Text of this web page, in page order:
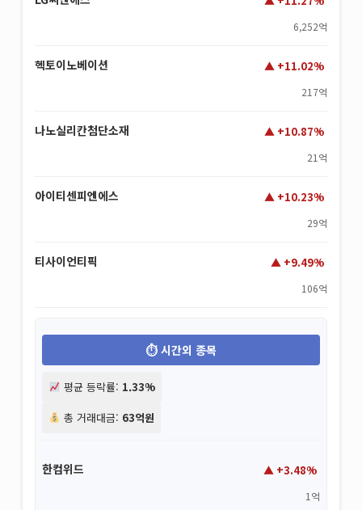
6,252억
헥토이노베이션 +11.02%
217억
나노실리칸첨단소재 +10.87%
21억
아이티센피엔에스 +10.23%
29억
티사이언티픽 +9.49%
106억
시간외 종목
평균 등락률: 1.33%
총 거래대금: 63억원
한컴위드 +3.48%
1억